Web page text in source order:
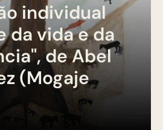
individual
da vida e da
de Abel
(Mogaje